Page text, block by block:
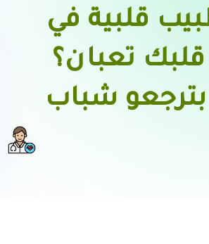
قلبية في
تعبان؟
بترجعو شباب